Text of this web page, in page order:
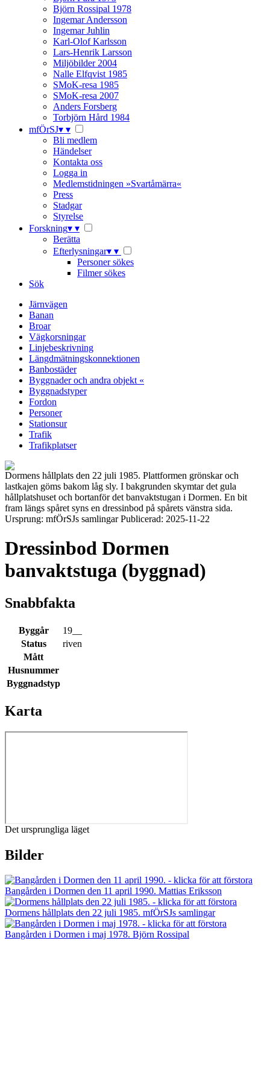
Björn Rossipal 1978
Ingemar Andersson
Ingemar Juhlin
Karl-Olof Karlsson
Lars-Henrik Larsson
Miljöbilder 2004
Nalle Elfqvist 1985
SMoK-resa 1985
SMoK-resa 2007
Anders Forsberg
Torbjörn Hård 1984
mfÖrSJ▾ ▾
Bli medlem
Händelser
Kontakta oss
Logga in
Medlemstidningen »Svartåmärra«
Press
Stadgar
Styrelse
Forskning▾ ▾
Berätta
Efterlysningar▾ ▾
Personer sökes
Filmer sökes
Sök
Järnvägen
Banan
Broar
Vägkorsningar
Linjebeskrivning
Längdmätningskonnektionen
Banbostäder
Byggnader och andra objekt «
Byggnadstyper
Fordon
Personer
Stationsur
Trafik
Trafikplatser
Dormens hållplats den 22 juli 1985. Plattformen grönskar och
lastkajen göms bakom låg sly. I bakgrunden skymtar det gula
hållplatshuset och bortanför det banvaktstugan i Dormen. En bit
fram längs spåret syns en dressinbod på spårets vänstra sida.
Ursprung: mfÖrSJs samlingar Publicerad: 2025-11-22
Dressinbod Dormen
banvaktstuga (byggnad)
Snabbfakta
Byggår
19__
Status
riven
Mått
Husnummer
Byggnadstyp
Karta
Det ursprungliga läget
Bilder
Bangården i Dormen den 11 april 1990. Mattias Eriksson
Dormens hållplats den 22 juli 1985. mfÖrSJs samlingar
Bangården i Dormen i maj 1978. Björn Rossipal